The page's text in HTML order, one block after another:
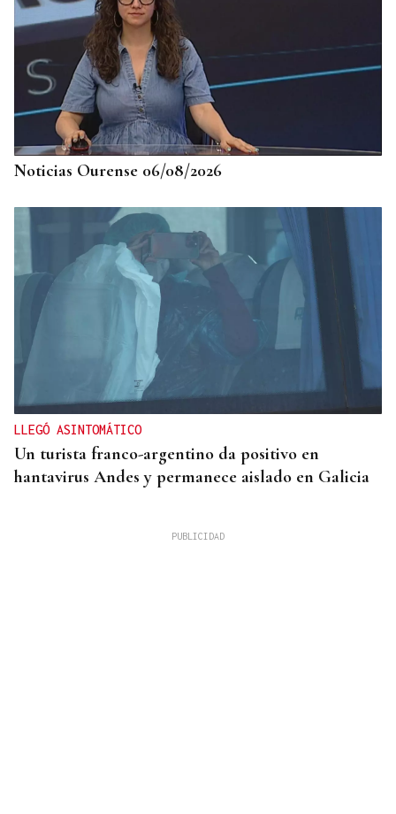
Noticias Ourense 06/08/2026
LLEGÓ ASINTOMÁTICO
Un turista franco-argentino da positivo en
hantavirus Andes y permanece aislado en Galicia